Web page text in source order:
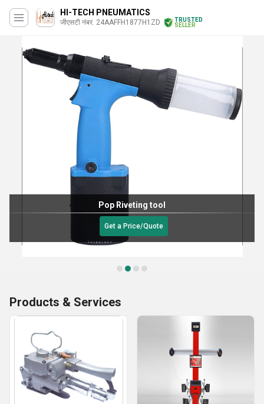
HI-TECH PNEUMATICS
जीएसटी नंबर. 24AAFFH1877H1ZD
TRUSTED
SELLER
Pop Riveting tool
Get a Price/Quote
Products & Services